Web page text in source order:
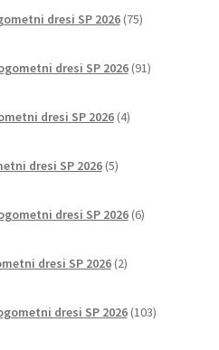
dresi SP 2026 75izdelkov
dresi SP 2026 91izdelkov
dresi SP 2026 4izdelki
dresi SP 2026 5izdelkov
dresi SP 2026 6izdelkov
dresi SP 2026 2izdelka
dresi SP 2026 103izdelki